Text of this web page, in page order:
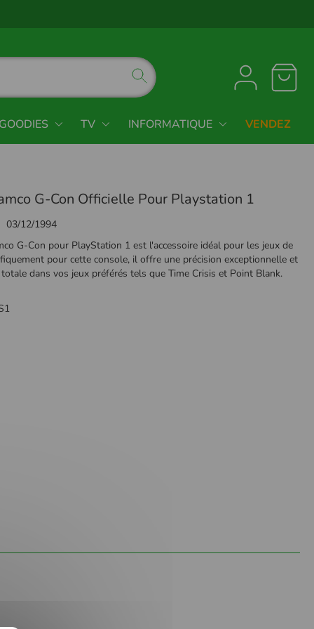
TV INFORMATIQUE VENDEZ
G-Con Officielle Pour Playstation 1
03/12/1994
G-Con pour PlayStation 1 est l'accessoire idéal pour les jeux de
pour cette console, il offre une précision exceptionnelle et
dans vos jeux préférés tels que Time Crisis et Point Blank.